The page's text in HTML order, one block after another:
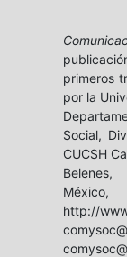
primeros
por la
Social,
CUCSH
http://